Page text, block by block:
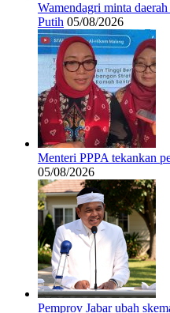
Wamendagri minta
Putih 05/08/2026
Menteri PPPA tekankan
05/08/2026
Pemprov Jabar ubah